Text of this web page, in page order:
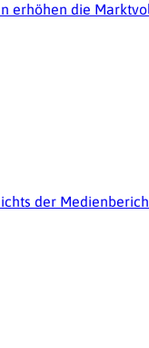
erhöhen die
der